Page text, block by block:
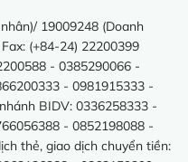
19009248 (Doanh
(+84-24) 22200399
- 0385290066 -
- 0981915333 -
BIDV: 0336258333 -
- 0852198088 -
thẻ, giao dịch chuyển tiền: